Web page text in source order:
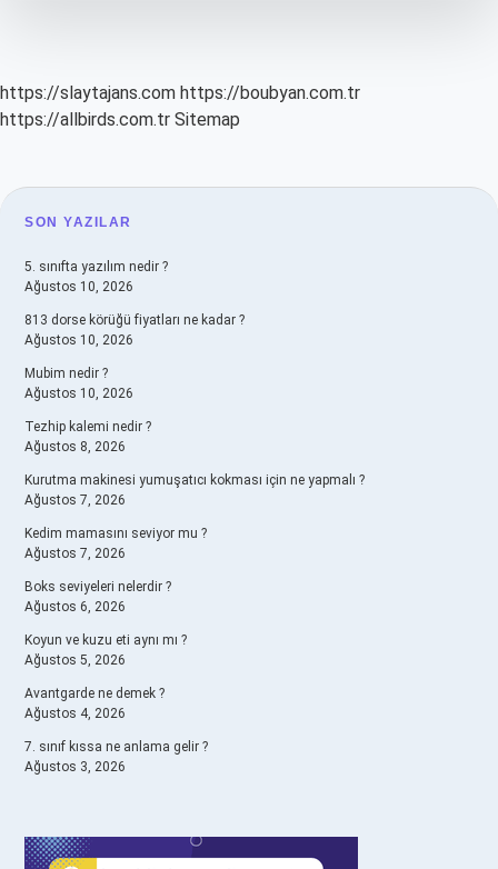
https://slaytajans.com https://boubyan.com.tr
https://allbirds.com.tr Sitemap
SIDEBAR
SON YAZILAR
5. sınıfta yazılım nedir ?
Ağustos 10, 2026
813 dorse körüğü fiyatları ne kadar ?
Ağustos 10, 2026
Mubim nedir ?
Ağustos 10, 2026
Tezhip kalemi nedir ?
Ağustos 8, 2026
Kurutma makinesi yumuşatıcı kokması için ne yapmalı ?
Ağustos 7, 2026
Kedim mamasını seviyor mu ?
Ağustos 7, 2026
Boks seviyeleri nelerdir ?
Ağustos 6, 2026
Koyun ve kuzu eti aynı mı ?
Ağustos 5, 2026
Avantgarde ne demek ?
Ağustos 4, 2026
7. sınıf kıssa ne anlama gelir ?
Ağustos 3, 2026